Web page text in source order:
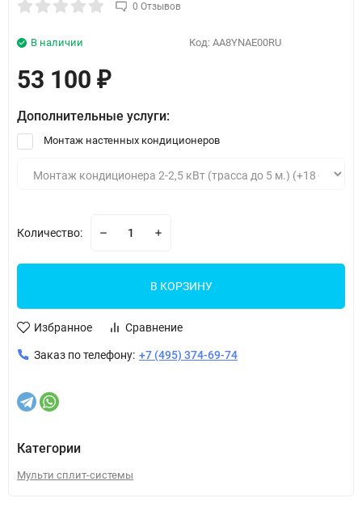
0 Отзывов
Код: AA8YNAE00RU
В наличии
53 100 ₽
Дополнительные услуги:
Монтаж настенных кондиционеров
Количество:
В КОРЗИНУ
Избранное Сравнение
Заказ по телефону: +7 (495) 374-69-74
Категории
Мульти сплит-системы